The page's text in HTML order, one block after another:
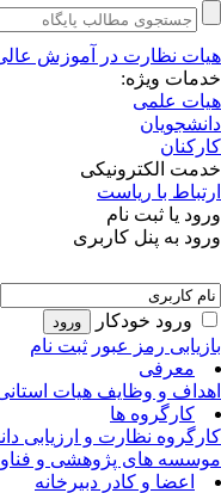
هیات نظارت در آموزش عالی
خدمات ویژه:
هیات علمی
دانشجویان
کارکنان
خدمت الکترونیکی
ارتباط با ریاست
ورود یا ثبت نام
ورود به پنل کاربری
ورود خودکار
بازیابی رمز عبور ثبت نام
معرفی
اهداف و وظایف هیات
کارگروه ها
کارگروه نظارت و ارزیابی
موسسه های پژوهشی و
اعضا و کادر دبیرخانه